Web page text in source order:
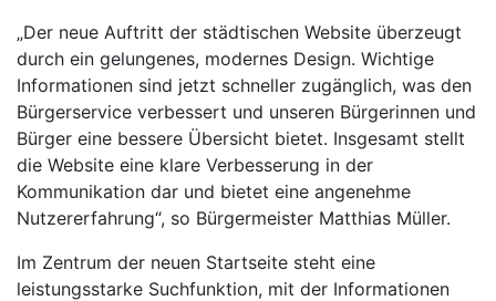
„Der neue Auftritt der städtischen Website überzeugt
durch ein gelungenes, modernes Design. Wichtige
Informationen sind jetzt schneller zugänglich, was den
Bürgerservice verbessert und unseren Bürgerinnen und
Bürger eine bessere Übersicht bietet. Insgesamt stellt
die Website eine klare Verbesserung in der
Kommunikation dar und bietet eine angenehme
Nutzererfahrung“, so Bürgermeister Matthias Müller.
Im Zentrum der neuen Startseite steht eine
leistungsstarke Suchfunktion, mit der Informationen